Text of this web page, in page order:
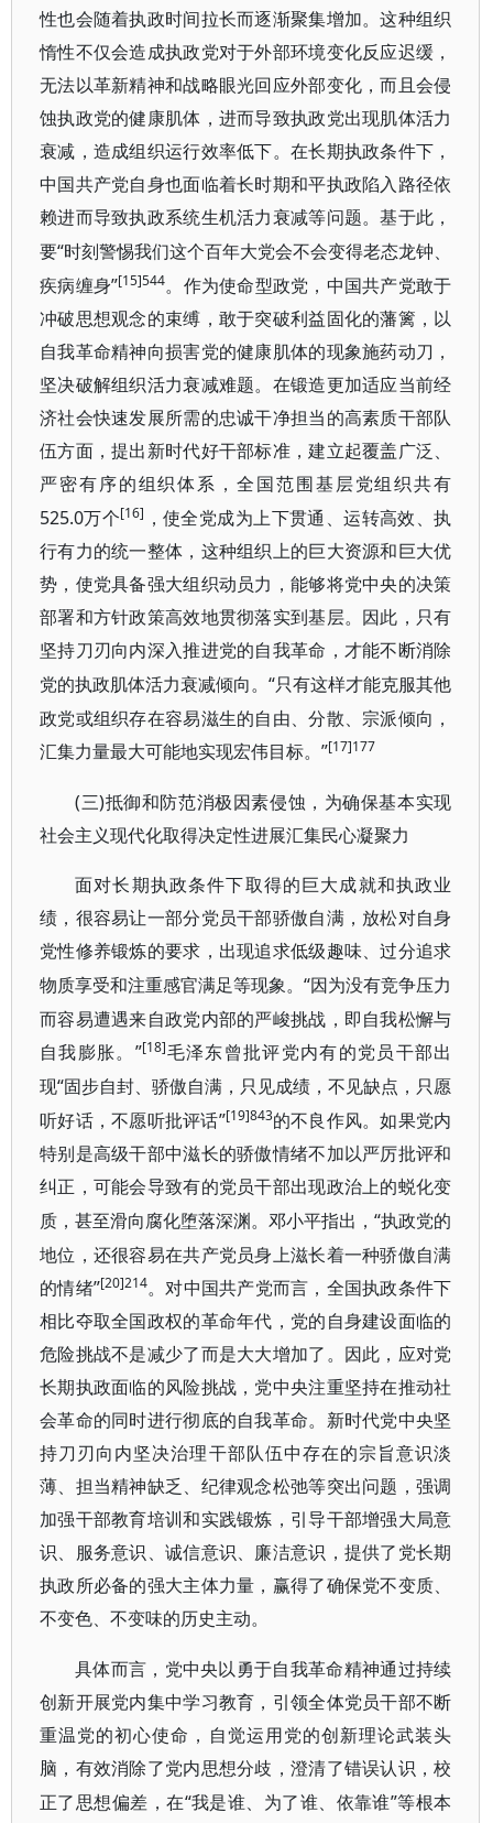
性也会随着执政时间拉长而逐渐聚集增加。这种组织
惰性不仅会造成执政党对于外部环境变化反应迟缓，
无法以革新精神和战略眼光回应外部变化，而且会侵
蚀执政党的健康肌体，进而导致执政党出现肌体活力
衰减，造成组织运行效率低下。在长期执政条件下，
中国共产党自身也面临着长时期和平执政陷入路径依
赖进而导致执政系统生机活力衰减等问题。基于此，
要“时刻警惕我们这个百年大党会不会变得老态龙钟、
疾病缠身”[15]544。作为使命型政党，中国共产党敢于
冲破思想观念的束缚，敢于突破利益固化的藩篱，以
自我革命精神向损害党的健康肌体的现象施药动刀，
坚决破解组织活力衰减难题。在锻造更加适应当前经
济社会快速发展所需的忠诚干净担当的高素质干部队
伍方面，提出新时代好干部标准，建立起覆盖广泛、
严密有序的组织体系，全国范围基层党组织共有
525.0万个[16] ，使全党成为上下贯通、运转高效、执
行有力的统一整体，这种组织上的巨大资源和巨大优
势，使党具备强大组织动员力，能够将党中央的决策
部署和方针政策高效地贯彻落实到基层。因此，只有
坚持刀刃向内深入推进党的自我革命，才能不断消除
党的执政肌体活力衰减倾向。“只有这样才能克服其他
政党或组织存在容易滋生的自由、分散、宗派倾向，
汇集力量最大可能地实现宏伟目标。”[17]177
(三)抵御和防范消极因素侵蚀，为确保基本实现
社会主义现代化取得决定性进展汇集民心凝聚力
面对长期执政条件下取得的巨大成就和执政业
绩，很容易让一部分党员干部骄傲自满，放松对自身
党性修养锻炼的要求，出现追求低级趣味、过分追求
物质享受和注重感官满足等现象。“因为没有竞争压力
而容易遭遇来自政党内部的严峻挑战，即自我松懈与
自我膨胀。”[18]毛泽东曾批评党内有的党员干部出
现“固步自封、骄傲自满，只见成绩，不见缺点，只愿
听好话，不愿听批评话”[19]843的不良作风。如果党内
特别是高级干部中滋长的骄傲情绪不加以严厉批评和
纠正，可能会导致有的党员干部出现政治上的蜕化变
质，甚至滑向腐化堕落深渊。邓小平指出，“执政党的
地位，还很容易在共产党员身上滋长着一种骄傲自满
的情绪”[20]214。对中国共产党而言，全国执政条件下
相比夺取全国政权的革命年代，党的自身建设面临的
危险挑战不是减少了而是大大增加了。因此，应对党
长期执政面临的风险挑战，党中央注重坚持在推动社
会革命的同时进行彻底的自我革命。新时代党中央坚
持刀刃向内坚决治理干部队伍中存在的宗旨意识淡
薄、担当精神缺乏、纪律观念松弛等突出问题，强调
加强干部教育培训和实践锻炼，引导干部增强大局意
识、服务意识、诚信意识、廉洁意识，提供了党长期
执政所必备的强大主体力量，赢得了确保党不变质、
不变色、不变味的历史主动。
具体而言，党中央以勇于自我革命精神通过持续
创新开展党内集中学习教育，引领全体党员干部不断
重温党的初心使命，自觉运用党的创新理论武装头
脑，有效消除了党内思想分歧，澄清了错误认识，校
正了思想偏差，在“我是谁、为了谁、依靠谁”等根本